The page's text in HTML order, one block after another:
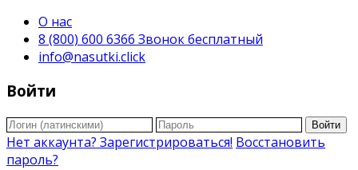
О нас
8 (800) 600 6366 Звонок бесплатный
info@nasutki.click
Войти
Войти
Нет аккаунта? Зарегистрироваться! Восстановить
пароль?